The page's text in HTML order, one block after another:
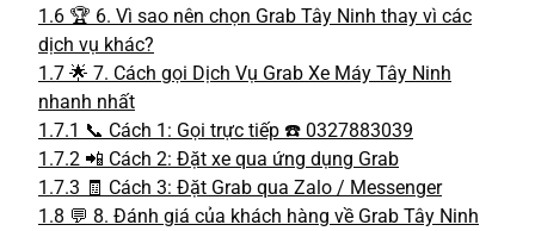
1.6 🏆 6. Vì sao nên chọn Grab Tây Ninh thay vì các
dịch vụ khác?
1.7 🌟 7. Cách gọi Dịch Vụ Grab Xe Máy Tây Ninh
nhanh nhất
1.7.1 📞 Cách 1: Gọi trực tiếp ☎️ 0327883039
1.7.2 📲 Cách 2: Đặt xe qua ứng dụng Grab
1.7.3 🧾 Cách 3: Đặt Grab qua Zalo / Messenger
1.8 💬 8. Đánh giá của khách hàng về Grab Tây Ninh